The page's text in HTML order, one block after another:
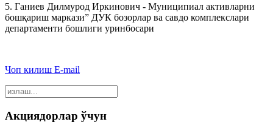
5. Ганиев Дилмурод Иркинович - Муниципиал активларни
бошқариш маркази” ДУК бозорлар ва савдо комплекслари
департаменти бошлиги уринбосари
Чоп килиш E-mail
Акциядорлар ўчун